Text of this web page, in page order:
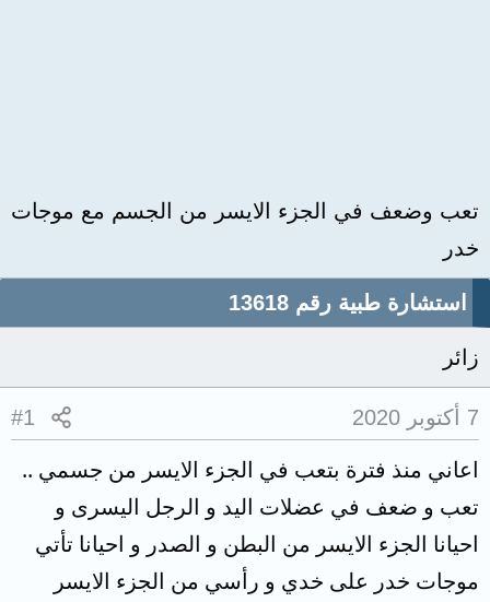
تعب وضعف في الجزء الايسر من الجسم مع موجات
خدر
استشارة طبية رقم 13618
زائر
7 أكتوبر 2020 #1
اعاني منذ فترة بتعب في الجزء الايسر من جسمي ..
تعب و ضعف في عضلات اليد و الرجل اليسرى و
احيانا الجزء الايسر من البطن و الصدر و احيانا تأتي
موجات خدر على خدي و رأسي من الجزء الايسر